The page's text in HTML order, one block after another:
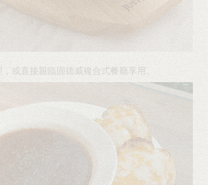
或直接親臨固德威複合式餐廳享用。